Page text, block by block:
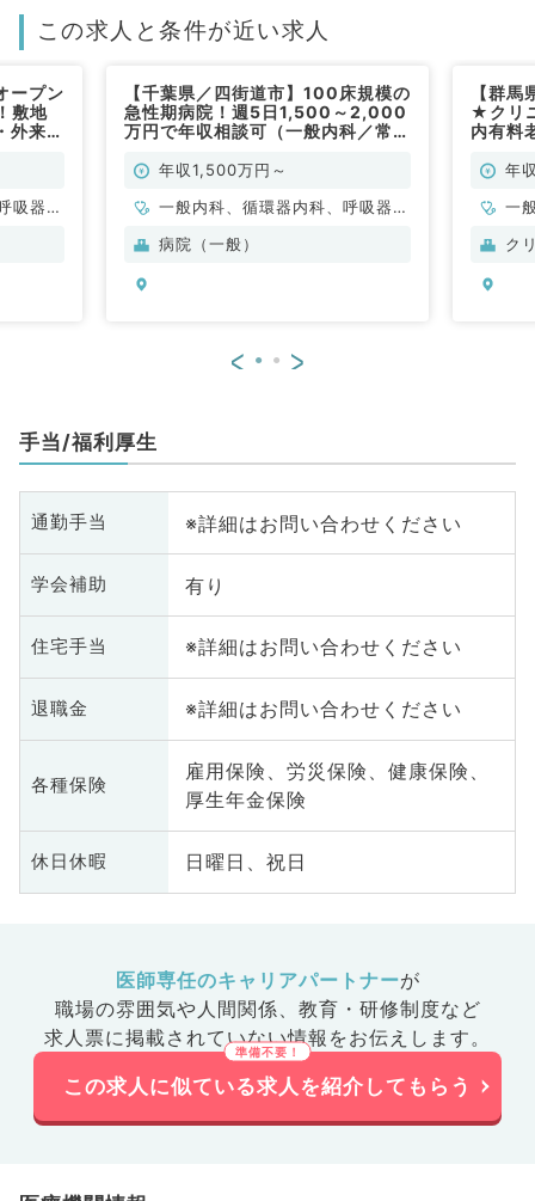
この求人と条件が近い求人
ープン
敷地
外来の
吸器内
【千葉県／四街道市】100床規模の
急性期病院！週5日1,500～2,000
万円で年収相談可（一般内科／常
年収1,500万円～
一般内科、循環器内科、呼吸器内
科、消化器内科、内分泌・代謝内
病院（一般）
【群
★クリ
内有料
◎（内
年
一
科
ク
< >
手当/福利厚生
通勤手当 ※詳細はお問い合わせください
学会補助 有り
住宅手当 ※詳細はお問い合わせください
退職金 ※詳細はお問い合わせください
各種保険
雇用保険、労災保険、健康保険、
厚生年金保険
休日休暇 日曜日、祝日
医師専任のキャリアパートナーが
職場の雰囲気や人間関係、 教育・研修制度など
求人票に掲載されていない情報をお伝えします。
この求人に似ている求人を紹介してもらう